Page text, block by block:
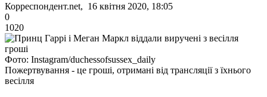
Корреспондент.net, 16 квітня 2020, 18:05
0
1020
Фото: Instagram/duchessofsussex_daily
Пожертвування - це гроші, отримані від трансляції з їхнього
весілля